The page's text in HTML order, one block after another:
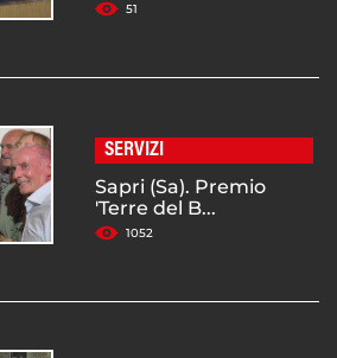
51
SERVIZI
Sapri (Sa). Premio
'Terre del B...
1052